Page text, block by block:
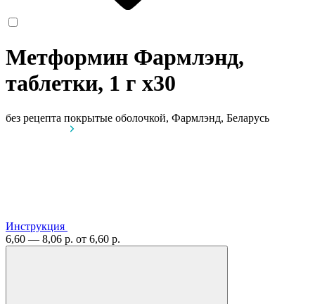
Метформин Фармлэнд,
таблетки, 1 г x30
без рецепта покрытые оболочкой, Фармлэнд, Беларусь
Инструкция
6,60 — 8,06 р. от 6,60 р.